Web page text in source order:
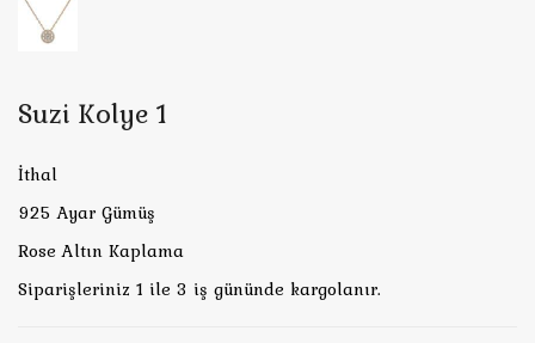
Suzi Kolye 1
İthal
925 Ayar Gümüş
Rose Altın Kaplama
Siparişleriniz 1 ile 3 iş gününde kargolanır.